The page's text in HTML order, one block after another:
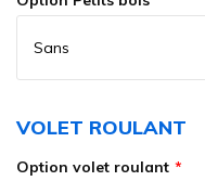
VOLET ROULANT
Option volet roulant